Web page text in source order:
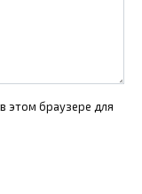
этом браузере для